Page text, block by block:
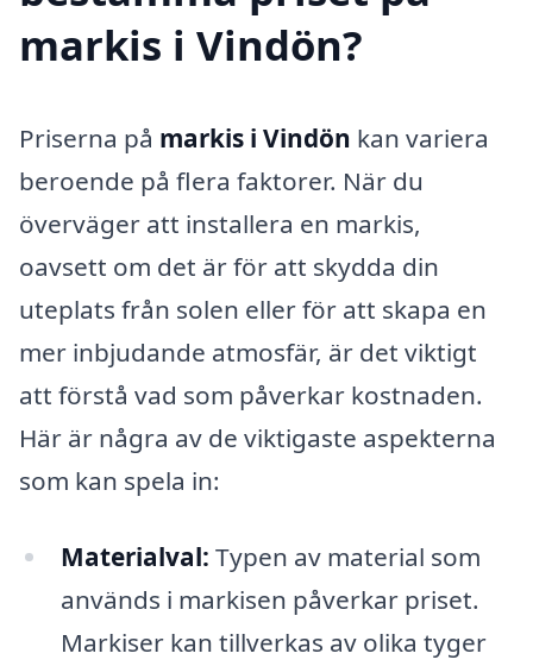
markis i Vindön?
Priserna på markis i Vindön kan variera
beroende på flera faktorer. När du
överväger att installera en markis,
oavsett om det är för att skydda din
uteplats från solen eller för att skapa en
mer inbjudande atmosfär, är det viktigt
att förstå vad som påverkar kostnaden.
Här är några av de viktigaste aspekterna
som kan spela in:
Materialval: Typen av material som
används i markisen påverkar priset.
Markiser kan tillverkas av olika tyger